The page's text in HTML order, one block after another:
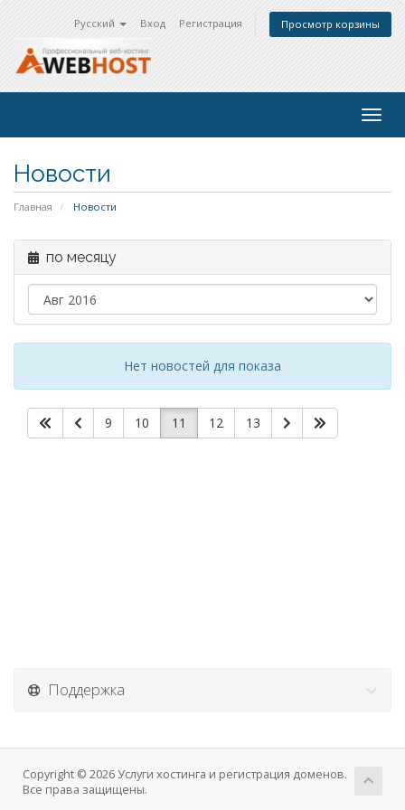
Русский Вход Регистрация Просмотр корзины
Новости
Главная Новости
по месяцу
Нет новостей для показа
9 10 11 12 13
Поддержка
Copyright © 2026 Услуги хостинга и регистрация доменов.
Все права защищены.